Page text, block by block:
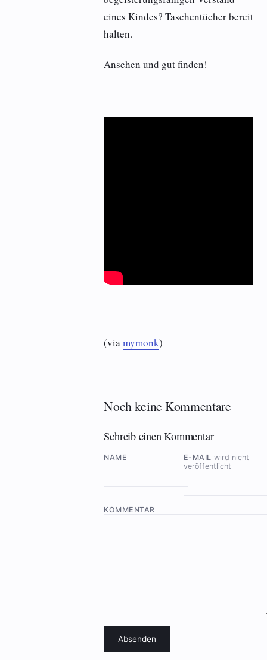
eines Kindes? Taschentücher bereit
halten.
Ansehen und gut finden!
(viamymonk)
Noch keine Kommentare
Schreib einen Kommentar
NAME E-MAIL wird nicht
veröffentlicht
KOMMENTAR
Absenden